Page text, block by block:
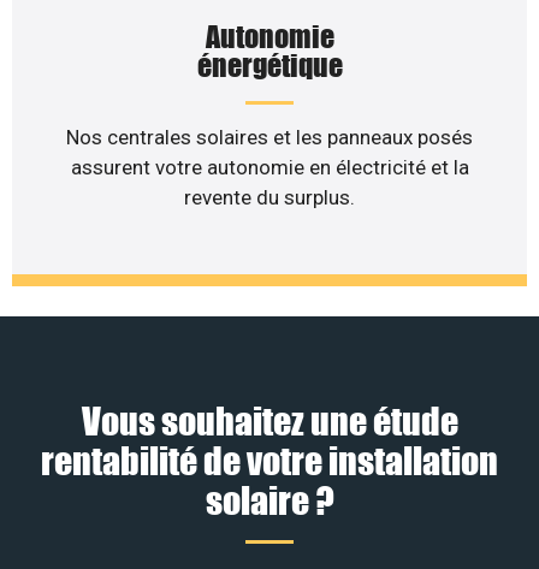
Autonomie
énergétique
Nos centrales solaires et les panneaux posés
assurent votre autonomie en électricité et la
revente du surplus.
Vous souhaitez une étude
rentabilité de votre installation
solaire ?